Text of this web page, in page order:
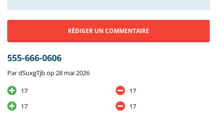
RÉDIGER UN COMMENTAIRE
555-666-0606
Par dSuxgTjb op 28 mai 2026
17
17
17
17